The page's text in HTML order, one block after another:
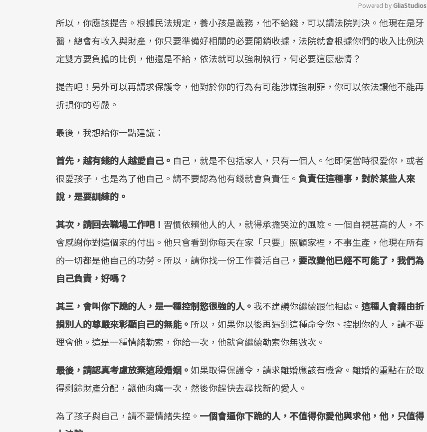
Mute
Powered by GliaStudios
所以，你應該提告。根據民法規定，養小孩是義務，他不給錢，可以請法院判決。他現在是牙
醫，總會有收入與財產，你只要準備好相關的必要開銷收據，法院就會根據你們的收入比例決
定雙方要負擔的比例，他還是不給，依法就可以強制執行，何必要這麼悲情？
提告吧！另外可以再請求保護令，他對於你的行為有可能涉嫌強制罪，你可以依法讓他不能再
折損你的尊嚴。
最後，我想給你一點建議：
首先，越有錢的人越愛自己。 自己，就是不包括家人，只有一個人。他即便當時很愛你，或者
很愛孩子，也是為了他自己。請不要認為他有錢就會負責任。 負責任這種事，對於某些人來
說，是要訓練的。
其次，請回去職場工作吧！ 習慣依賴他人的人，就得承擔哭泣的風險。一個自視甚高的人，不
會感謝你對這個家的付出。他只會看到你每天在家「只要」照顧家裡，不事生產，他現在所有
的一切都是他自己的功勞。所以，請你找一份工作養活自己， 要改變他已經不可能了，我們為
自己負責，好嗎？
其三，會叫你下跪的人，是一種控制慾很強的人。 我不建議你繼續跟他相處。 這種人會藉由折
損別人的尊嚴來彰顯自己的無能。 所以，如果你以後再遇到這種命令你、控制你的人，請不要
理會他。這是一種情緒勒索，你給一次，他就會繼續勒索你無數次。
最後，請認真考慮放棄這段婚姻。如果取得保護令，請求離婚應該有機會。離婚的重點在於取
得剩餘財產分配，讓他肉痛一次，然後你趕快去尋找新的愛人。
為了孩子與自己，請不要情緒失控。 一個會逼你下跪的人，不值得你愛他與求他，他，只值得